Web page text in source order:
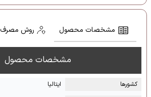
مشخصات محصول روش مصرف
مشخصات محصول
کشور‌ها
ایتالیا